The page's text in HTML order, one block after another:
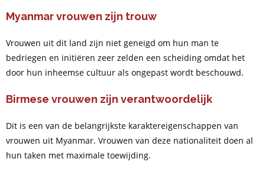
Myanmar vrouwen zijn trouw
Vrouwen uit dit land zijn niet geneigd om hun man te
bedriegen en initiëren zeer zelden een scheiding omdat het
door hun inheemse cultuur als ongepast wordt beschouwd.
Birmese vrouwen zijn verantwoordelijk
Dit is een van de belangrijkste karaktereigenschappen van
vrouwen uit Myanmar. Vrouwen van deze nationaliteit doen al
hun taken met maximale toewijding.